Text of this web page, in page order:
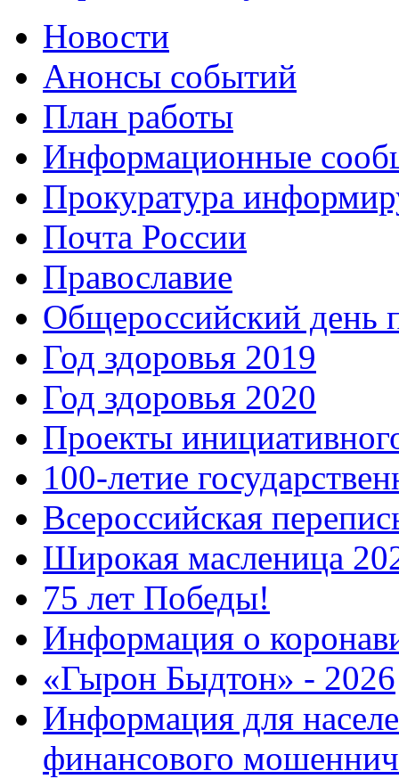
Новости
Анонсы событий
План работы
Информационные
Прокуратура
Почта России
Православие
Общероссийский день
Год здоровья 2019
Год здоровья 2020
Проекты
100-летие
Всероссийская
Широкая масленица
75 лет Победы!
Информация о
«Гырон Быдтон» - 2026
Информация для
финансового